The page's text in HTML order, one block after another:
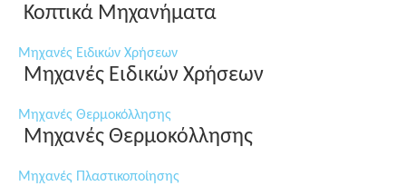
Κοπτικά Μηχανήματα
Μηχανές Ειδικών Χρήσεων
Μηχανές Ειδικών Χρήσεων
Μηχανές Θερμοκόλλησης
Μηχανές Θερμοκόλλησης
Μηχανές Πλαστικοποίησης